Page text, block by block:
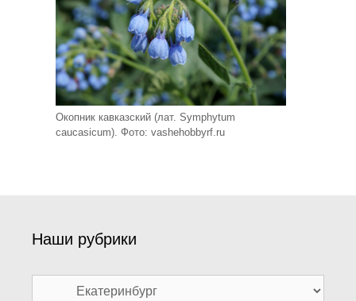
Окопник кавказский (лат. Symphytum
caucasicum). Фото: vashehobbyrf.ru
Наши рубрики